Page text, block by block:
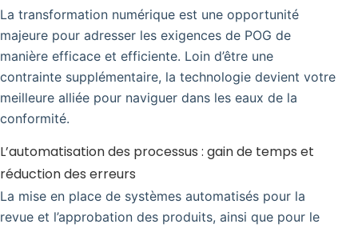
La transformation numérique est une opportunité
majeure pour adresser les exigences de POG de
manière efficace et efficiente. Loin d’être une
contrainte supplémentaire, la technologie devient votre
meilleure alliée pour naviguer dans les eaux de la
conformité.
L’automatisation des processus : gain de temps et
réduction des erreurs
La mise en place de systèmes automatisés pour la
revue et l’approbation des produits, ainsi que pour le